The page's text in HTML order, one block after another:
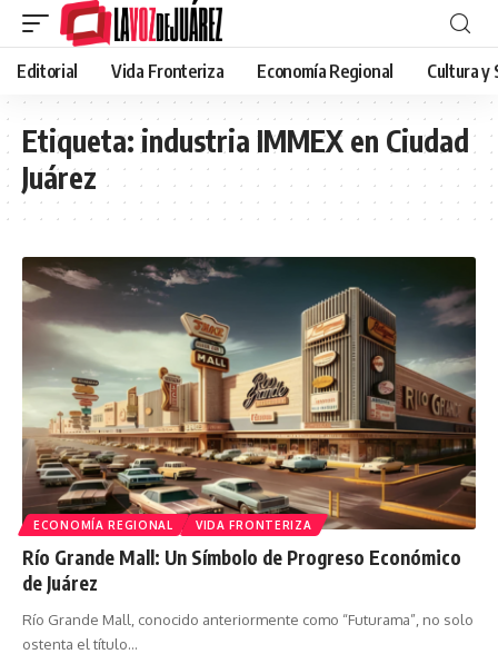
Editorial Vida Fronteriza Economía Regional Cultura y
Etiqueta:industria IMMEX en Ciudad
Juárez
ECONOMÍA REGIONAL VIDA FRONTERIZA
Río Grande Mall: Un Símbolo de Progreso Económico
de Juárez
Río Grande Mall, conocido anteriormente como “Futurama”, no solo
ostenta el título…